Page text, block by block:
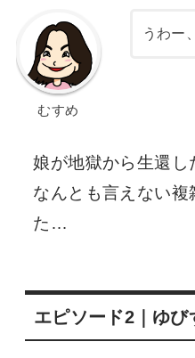
むすめ
うわー
娘が地獄から生還
なんとも言えない複
た…
エピソード2｜ゆび